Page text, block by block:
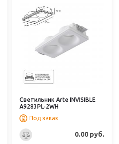
Светильник Arte INVISIBLE
A9283PL-2WH
Под заказ
0.00 руб.